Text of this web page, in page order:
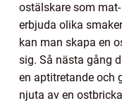
ostälskare som
erbjuda olika
kan man skapa en
sig. Så nästa gång
en aptitretande och
njuta av en